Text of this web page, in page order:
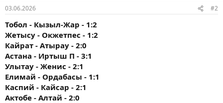
03.06.2026 #2
Тобол - Кызыл-Жар - 1:2
Жетысу - Окжетпес - 1:2
Кайрат - Атырау - 2:0
Астана - Иртыш П - 3:1
Улытау - Женис - 2:1
Елимай - Ордабасы - 1:1
Каспий - Кайсар - 2:1
Актобе - Алтай - 2:0